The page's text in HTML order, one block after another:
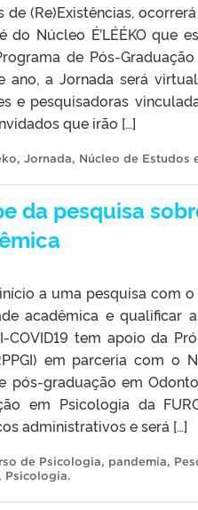
de (Re)Existências,
do Núcleo É’LÉÉKO que
de Pós-
ano, a Jornada será
e pesquisadoras
que irão […]
, Jornada, Núcleo de Estudos
da pesquisa
a uma pesquisa com
acadêmica e qualificar
COVID19 tem apoio da
em parceria com o
pós-graduação em
em Psicologia da
administrativos e será […]
de Psicologia, pandemia,
, Psicologia.